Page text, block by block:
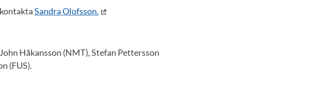
Sandra Olofsson.
Håkansson (NMT), Stefan Pettersson
(FUS).